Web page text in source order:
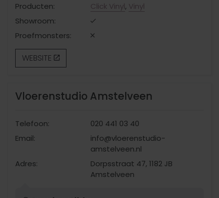
Producten:
Click Vinyl, Vinyl
Showroom:
Proefmonsters:
WEBSITE
Vloerenstudio Amstelveen
Telefoon:
020 441 03 40
Email:
info@vloerenstudio-
amstelveen.nl
Adres:
Dorpsstraat 47, 1182 JB
Amstelveen